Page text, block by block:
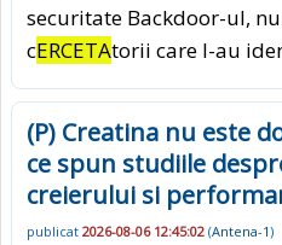
securitate Backdoor-ul,
cERCETAtorii care l-au
(P) Creatina nu este
ce spun studiile
creierului si
publicat 2026-08-06 12:45:02 (Antena-1)